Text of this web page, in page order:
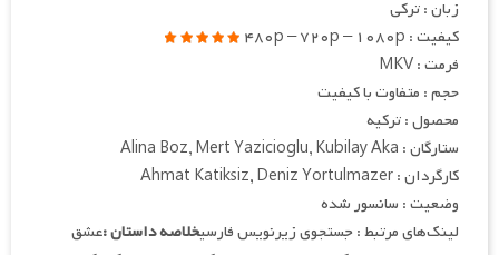
زبان : ترکی
کیفیت : ۴۸۰p – ۷۲۰p – ۱۰۸۰p
فرمت : MKV
حجم : متفاوت با کیفیت
محصول : ترکیه
ستارگان : Alina Boz, Mert Yazicioglu, Kubilay Aka
کارگردان : Ahmat Katiksiz, Deniz Yortulmazer
وضعیت : سانسور شده
لینک‌های مرتبط : جستجوی زیرنویس فارسیخلاصه داستان :عشق